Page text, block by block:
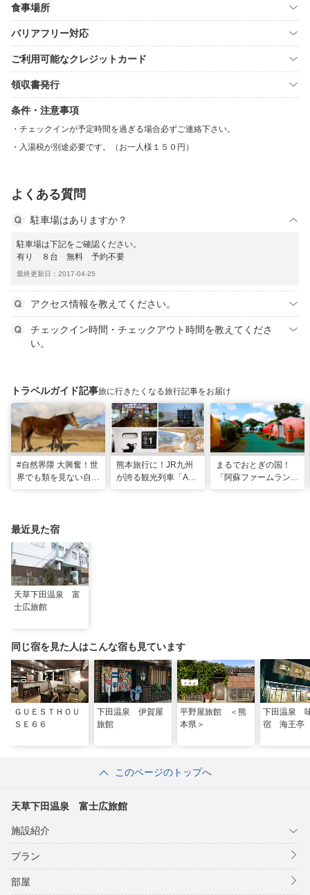
食事場所
バリアフリー対応
ご利用可能なクレジットカード
領収書発行
条件・注意事項
チェックインが予定時間を過ぎる場合必ずご連絡下さい。
入湯税が別途必要です。（お一人様１５０円）
よくある質問
駐車場はありますか？
駐車場は下記をご確認ください。
有り ８台 無料 予約不要
最終更新日：2017-04-25
アクセス情報を教えてください。
チェックイン時間・チェックアウト時間を教えてくださ
い。
トラベルガイド記事旅に行きたくなる旅行記事をお届け
#自然界隈 大興奮！世
界でも類を見ない自然
熊本旅行に！JR九州
が誇る観光列車「A列
まるでおとぎの国！
「阿蘇ファームラン
最近見た宿
天草下田温泉 富
士広旅館
同じ宿を見た人はこんな宿も見ています
ＧＵＥＳＴＨＯＵ
ＳＥ６６
下田温泉 伊賀屋
旅館
平野屋旅館 ＜熊
本県＞
下田温泉
宿 海王亭
このページのトップへ
天草下田温泉 富士広旅館
施設紹介
プラン
部屋